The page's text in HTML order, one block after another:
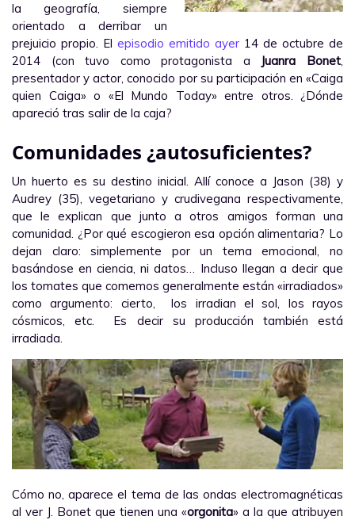
la geografía, siempre
orientado a derribar un
prejuicio propio. El episodio emitido ayer 14 de octubre de
2014 (con tuvo como protagonista a Juanra Bonet,
presentador y actor, conocido por su participación en «Caiga
quien Caiga» o «El Mundo Today» entre otros. ¿Dónde
apareció tras salir de la caja?
Comunidades ¿autosuficientes?
Un huerto es su destino inicial. Allí conoce a Jason (38) y
Audrey (35), vegetariano y crudivegana respectivamente,
que le explican que junto a otros amigos forman una
comunidad. ¿Por qué escogieron esa opción alimentaria? Lo
dejan claro: simplemente por un tema emocional, no
basándose en ciencia, ni datos… Incluso llegan a decir que
los tomates que comemos generalmente están «irradiados»
como argumento: cierto, los irradian el sol, los rayos
cósmicos, etc. Es decir su producción también está
irradiada.
Cómo no, aparece el tema de las ondas electromagnéticas
al ver J. Bonet que tienen una «orgonita» a la que atribuyen